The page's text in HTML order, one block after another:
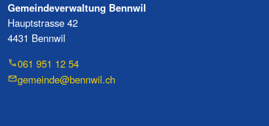
Gemeindeverwaltung Bennwil
Hauptstrasse 42
4431 Bennwil
061 951 12 54
gemeinde@bennwil.ch